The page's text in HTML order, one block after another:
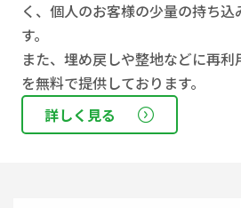
く、個人のお客様の少量の持ち
す。
また、埋め戻しや整地などに再
を無料で提供しております。
詳しく見る